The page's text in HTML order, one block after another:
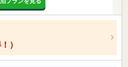
）